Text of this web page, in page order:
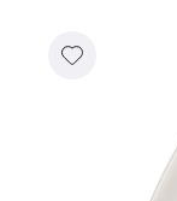
Гарантия